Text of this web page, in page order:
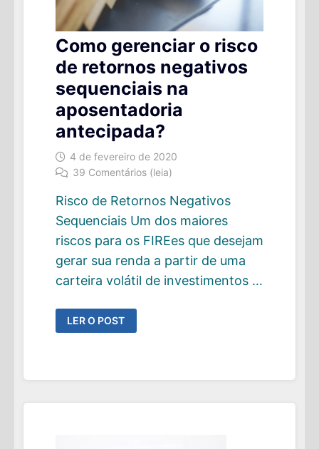
Como gerenciar o risco
de retornos negativos
sequenciais na
aposentadoria
antecipada?
4 de fevereiro de 2020
39 Comentários (leia)
Risco de Retornos Negativos
Sequenciais Um dos maiores
riscos para os FIREes que desejam
gerar sua renda a partir de uma
carteira volátil de investimentos …
COMO
GERENCIAR
O
SEQUENCIAIS
APOSENTADORIA
LER O POST